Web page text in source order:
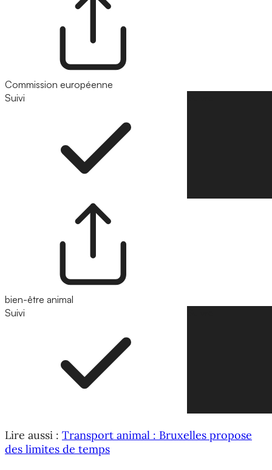
Commission européenne
Suivi
bien-être animal
Suivi
Lire aussi : Transport animal : Bruxelles propose
des limites de temps